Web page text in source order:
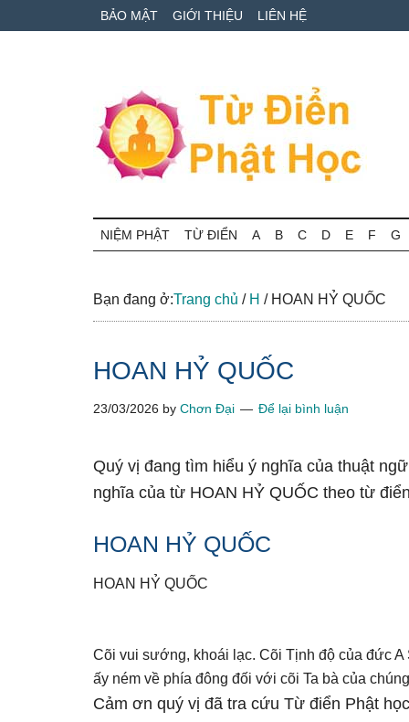
to
to
qua
BẢO MẬT GIỚI THIỆU LIÊN HỆ
Từ
điển
Phật
cứu
thuật
Phật
học
NIỆM PHẬT TỪ ĐIỂN A B C D E F G
Bạn đang ở:Trang chủ / H /HOAN HỶ QUỐC
HOAN HỶ QUỐC
23/03/2026 by Chơn Đại Để lại bình luận
Quý vị đang tìm hiểu ý nghĩa của thuật
nghĩa của từ HOAN HỶ QUỐC theo từ
HOAN HỶ QUỐC
HOAN HỶ QUỐC
Cõi vui sướng, khoái lạc. Cõi Tịnh độ của đức
ấy ném về phía đông đối với cõi Ta bà của
Cảm ơn quý vị đã tra cứu Từ điển Phật